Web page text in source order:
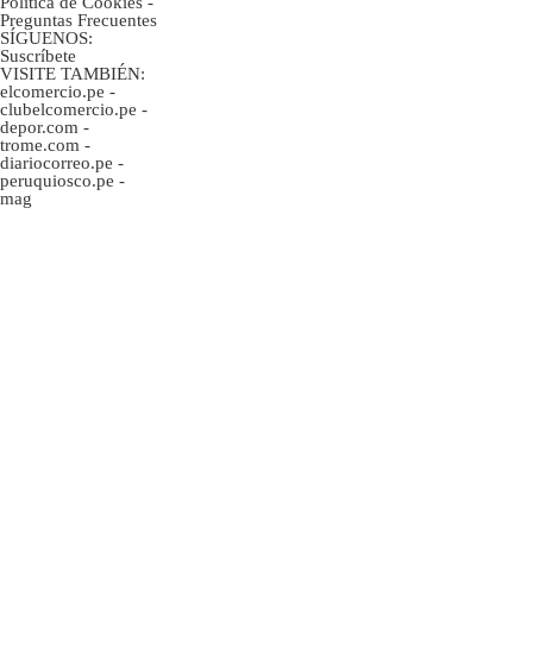
Preguntas Frecuentes
SÍGUENOS:
Suscríbete
VISITE TAMBIÉN:
elcomercio.pe -
clubelcomercio.pe -
depor.com -
trome.com -
diariocorreo.pe -
peruquiosco.pe -
mag